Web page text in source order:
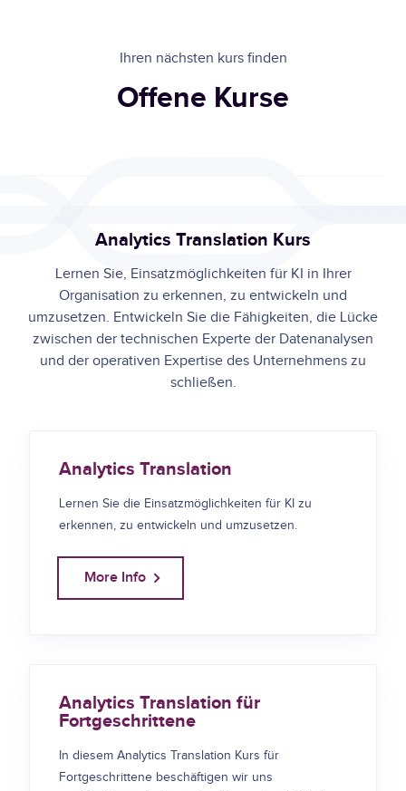
Ihren nächsten kurs finden
Offene Kurse
Analytics Translation Kurs
Lernen Sie, Einsatzmöglichkeiten für KI in Ihrer
Organisation zu erkennen, zu entwickeln und
umzusetzen. Entwickeln Sie die Fähigkeiten, die Lücke
zwischen der technischen Experte der Datenanalysen
und der operativen Expertise des Unternehmens zu
schließen.
Analytics Translation
Lernen Sie die Einsatzmöglichkeiten für KI zu
erkennen, zu entwickeln und umzusetzen.
More Info
Analytics Translation für
Fortgeschrittene
In diesem Analytics Translation Kurs für
Fortgeschrittene beschäftigen wir uns